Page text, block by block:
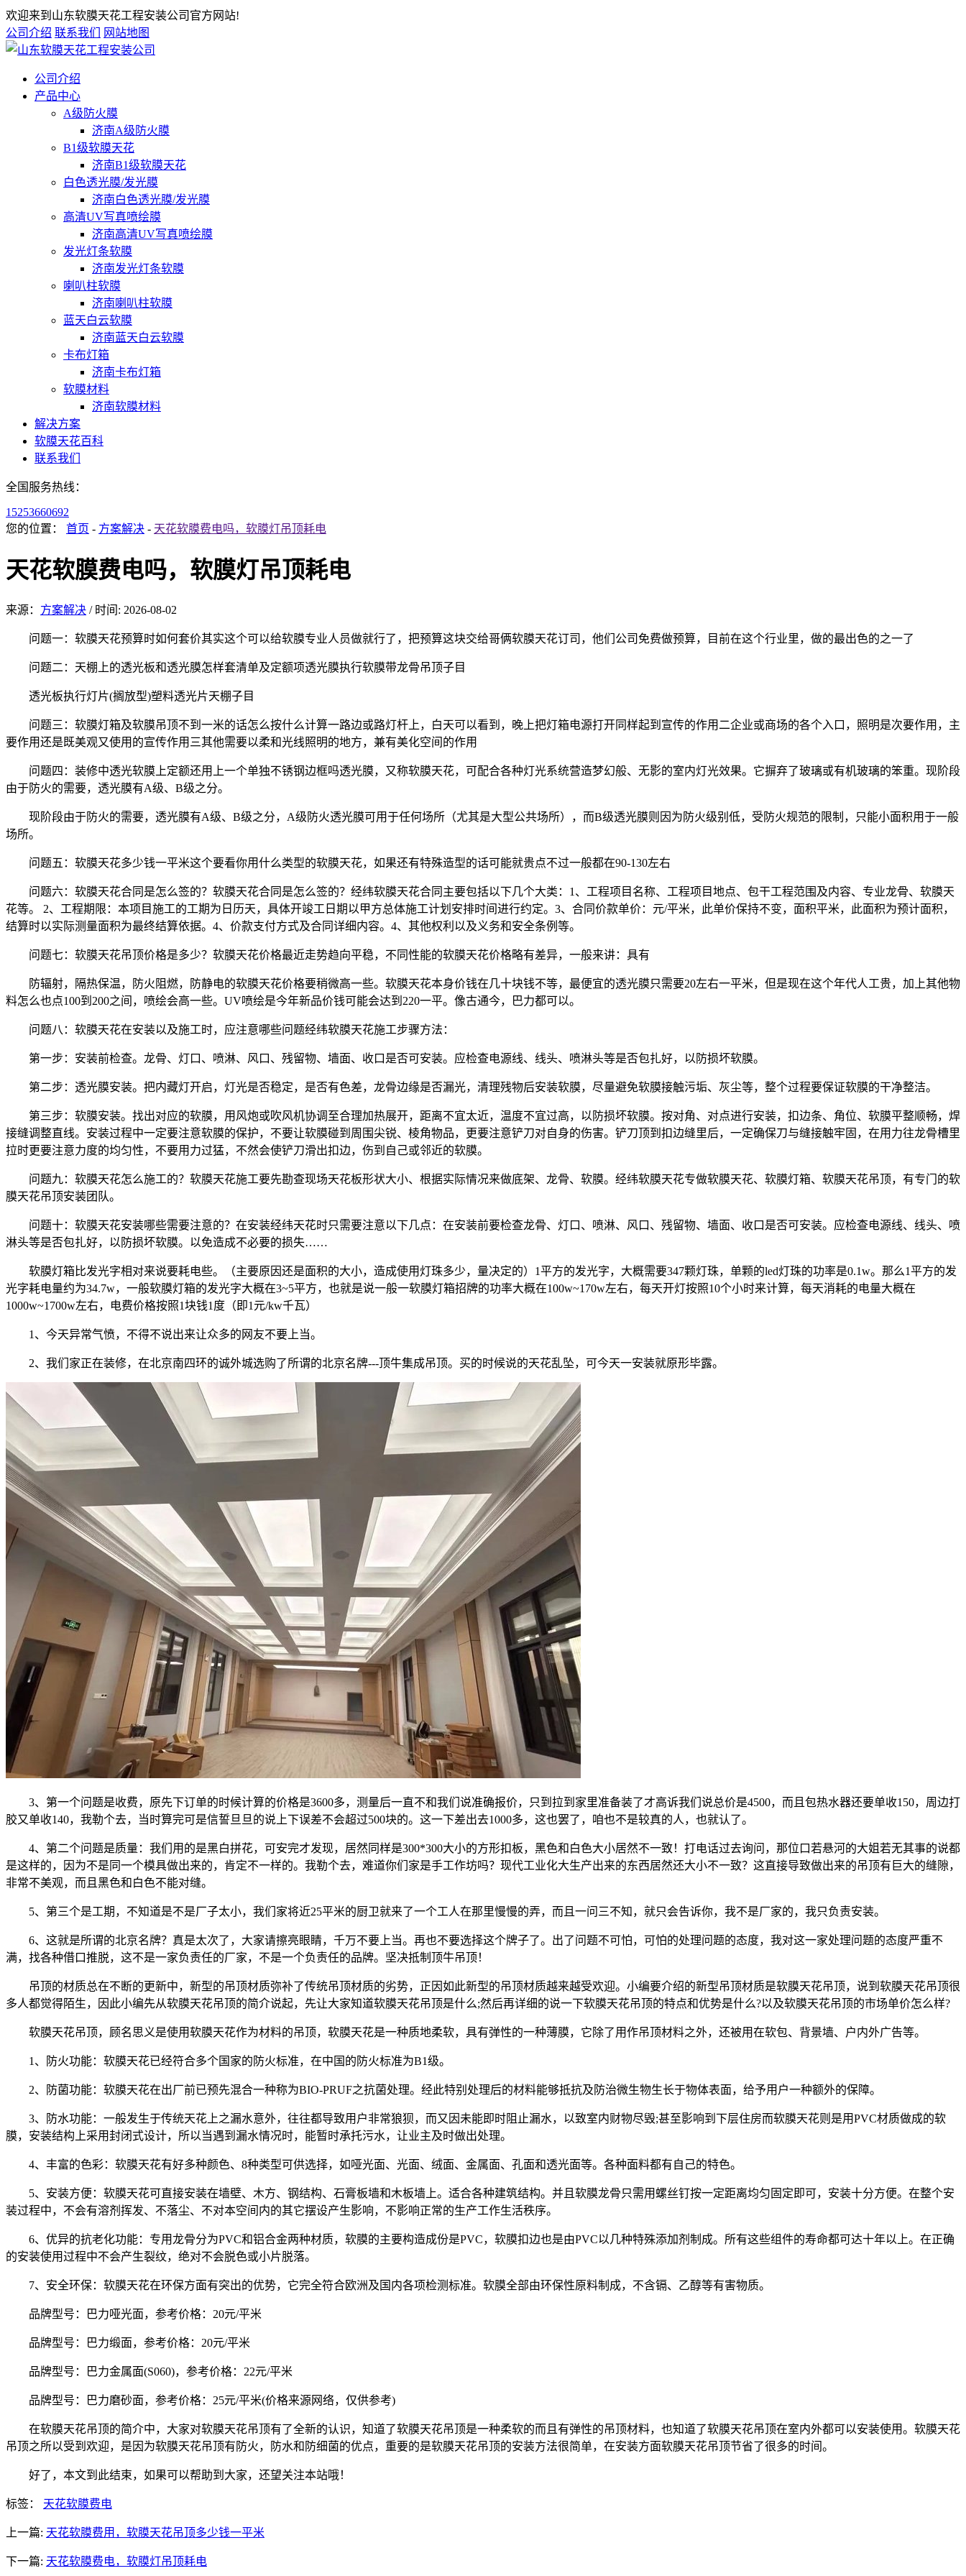
欢迎来到山东软膜天花工程安装公司官方网站!
公司介绍 联系我们 网站地图
公司介绍
产品中心
A级防火膜
济南A级防火膜
B1级软膜天花
济南B1级软膜天花
白色透光膜/发光膜
济南白色透光膜/发光膜
高清UV写真喷绘膜
济南高清UV写真喷绘膜
发光灯条软膜
济南发光灯条软膜
喇叭柱软膜
济南喇叭柱软膜
蓝天白云软膜
济南蓝天白云软膜
卡布灯箱
济南卡布灯箱
软膜材料
济南软膜材料
解决方案
软膜天花百科
联系我们
全国服务热线：
15253660692
您的位置： 首页 - 方案解决 - 天花软膜费电吗，软膜灯吊顶耗电
天花软膜费电吗，软膜灯吊顶耗电
来源： 方案解决 / 时间: 2026-08-02
问题一：软膜天花预算时如何套价其实这个可以给软膜专业人员做就行了，把预算这块交给哥俩软膜天花订司，他们公司免费做预算，目前在这个行业里，做的最出色的之一了
问题二：天棚上的透光板和透光膜怎样套清单及定额项透光膜执行软膜带龙骨吊顶子目
透光板执行灯片(搁放型)塑料透光片天棚子目
问题三：软膜灯箱及软膜吊顶不到一米的话怎么按什么计算一路边或路灯杆上，白天可以看到，晚上把灯箱电源打开同样起到宣传的作用二企业或商场的各个入口，照明是次要作用，主
要作用还是既美观又使用的宣传作用三其他需要以柔和光线照明的地方，兼有美化空间的作用
问题四：装修中透光软膜上定额还用上一个单独不锈钢边框吗透光膜，又称软膜天花，可配合各种灯光系统营造梦幻般、无影的室内灯光效果。它摒弃了玻璃或有机玻璃的笨重。现阶段
由于防火的需要，透光膜有A级、B级之分。
现阶段由于防火的需要，透光膜有A级、B级之分，A级防火透光膜可用于任何场所（尤其是大型公共场所），而B级透光膜则因为防火级别低，受防火规范的限制，只能小面积用于一般
场所。
问题五：软膜天花多少钱一平米这个要看你用什么类型的软膜天花，如果还有特殊造型的话可能就贵点不过一般都在90-130左右
问题六：软膜天花合同是怎么签的？软膜天花合同是怎么签的？经纬软膜天花合同主要包括以下几个大类：1、工程项目名称、工程项目地点、包干工程范围及内容、专业龙骨、软膜天
花等。 2、工程期限：本项目施工的工期为日历天，具体开竣工日期以甲方总体施工计划安排时间进行约定。3、合同价款单价：元/平米，此单价保持不变，面积平米，此面积为预计面积，
结算时以实际测量面积为最终结算依据。4、价款支付方式及合同详细内容。4、其他权利以及义务和安全条例等。
问题七：软膜天花吊顶价格是多少？软膜天花价格最近走势趋向平稳，不同性能的软膜天花价格略有差异，一般来讲：具有
防辐射，隔热保温，防火阻燃，防静电的软膜天花价格要稍微高一些。软膜天花本身价钱在几十块钱不等，最便宜的透光膜只需要20左右一平米，但是现在这个年代人工贵，加上其他物
料怎么也点100到200之间，喷绘会高一些。UV喷绘是今年新品价钱可能会达到220一平。像古通今，巴力都可以。
问题八：软膜天花在安装以及施工时，应注意哪些问题经纬软膜天花施工步骤方法：
第一步：安装前检查。龙骨、灯口、喷淋、风口、残留物、墙面、收口是否可安装。应检查电源线、线头、喷淋头等是否包扎好，以防损坏软膜。
第二步：透光膜安装。把内藏灯开启，灯光是否稳定，是否有色差，龙骨边缘是否漏光，清理残物后安装软膜，尽量避免软膜接触污垢、灰尘等，整个过程要保证软膜的干净整洁。
第三步：软膜安装。找出对应的软膜，用风炮或吹风机协调至合理加热展开，距离不宜太近，温度不宜过高，以防损坏软膜。按对角、对点进行安装，扣边条、角位、软膜平整顺畅，焊
接缝调整直线。安装过程中一定要注意软膜的保护，不要让软膜碰到周围尖锐、棱角物品，更要注意铲刀对自身的伤害。铲刀顶到扣边缝里后，一定确保刀与缝接触牢固，在用力往龙骨槽里
拉时更要注意力度的均匀性，不要用力过猛，不然会使铲刀滑出扣边，伤到自己或邻近的软膜。
问题九：软膜天花怎么施工的？软膜天花施工要先勘查现场天花板形状大小、根据实际情况来做底架、龙骨、软膜。经纬软膜天花专做软膜天花、软膜灯箱、软膜天花吊顶，有专门的软
膜天花吊顶安装团队。
问题十：软膜天花安装哪些需要注意的？在安装经纬天花时只需要注意以下几点：在安装前要检查龙骨、灯口、喷淋、风口、残留物、墙面、收口是否可安装。应检查电源线、线头、喷
淋头等是否包扎好，以防损坏软膜。以免造成不必要的损失……
软膜灯箱比发光字相对来说要耗电些。（主要原因还是面积的大小，造成使用灯珠多少，量决定的）1平方的发光字，大概需要347颗灯珠，单颗的led灯珠的功率是0.1w。那么1平方的发
光字耗电量约为34.7w，一般软膜灯箱的发光字大概在3~5平方，也就是说一般一软膜灯箱招牌的功率大概在100w~170w左右，每天开灯按照10个小时来计算，每天消耗的电量大概在
1000w~1700w左右，电费价格按照1块钱1度（即1元/kw千瓦）
1、今天异常气愤，不得不说出来让众多的网友不要上当。
2、我们家正在装修，在北京南四环的诚外城选购了所谓的北京名牌---顶牛集成吊顶。买的时候说的天花乱坠，可今天一安装就原形毕露。
3、第一个问题是收费，原先下订单的时候计算的价格是3600多，测量后一直不和我们说准确报价，只到拉到家里准备装了才高诉我们说总价是4500，而且包热水器还要单收150，周边打
胶又单收140，我勒个去，当时算完可是信誓旦旦的说上下误差不会超过500块的。这一下差出去1000多，这也罢了，咱也不是较真的人，也就认了。
4、第二个问题是质量：我们用的是黑白拼花，可安完才发现，居然同样是300*300大小的方形扣板，黑色和白色大小居然不一致！打电话过去询问，那位口若悬河的大姐若无其事的说都
是这样的，因为不是同一个模具做出来的，肯定不一样的。我勒个去，难道你们家是手工作坊吗？现代工业化大生产出来的东西居然还大小不一致？这直接导致做出来的吊顶有巨大的缝隙，
非常不美观，而且黑色和白色不能对缝。
5、第三个是工期，不知道是不是厂子太小，我们家将近25平米的厨卫就来了一个工人在那里慢慢的弄，而且一问三不知，就只会告诉你，我不是厂家的，我只负责安装。
6、这就是所谓的北京名牌？真是太次了，大家请擦亮眼睛，千万不要上当。再也不要选择这个牌子了。出了问题不可怕，可怕的处理问题的态度，我对这一家处理问题的态度严重不
满，找各种借口推脱，这不是一家负责任的厂家，不是一个负责任的品牌。坚决抵制顶牛吊顶！
吊顶的材质总在不断的更新中，新型的吊顶材质弥补了传统吊顶材质的劣势，正因如此新型的吊顶材质越来越受欢迎。小编要介绍的新型吊顶材质是软膜天花吊顶，说到软膜天花吊顶很
多人都觉得陌生，因此小编先从软膜天花吊顶的简介说起，先让大家知道软膜天花吊顶是什么;然后再详细的说一下软膜天花吊顶的特点和优势是什么?以及软膜天花吊顶的市场单价怎么样?
软膜天花吊顶，顾名思义是使用软膜天花作为材料的吊顶，软膜天花是一种质地柔软，具有弹性的一种薄膜，它除了用作吊顶材料之外，还被用在软包、背景墙、户内外广告等。
1、防火功能：软膜天花已经符合多个国家的防火标准，在中国的防火标准为B1级。
2、防菌功能：软膜天花在出厂前已预先混合一种称为BIO-PRUF之抗菌处理。经此特别处理后的材料能够抵抗及防治微生物生长于物体表面，给予用户一种额外的保障。
3、防水功能：一般发生于传统天花上之漏水意外，往往都导致用户非常狼狈，而又因未能即时阻止漏水，以致室内财物尽毁;甚至影响到下层住房而软膜天花则是用PVC材质做成的软
膜，安装结构上采用封闭式设计，所以当遇到漏水情况时，能暂时承托污水，让业主及时做出处理。
4、丰富的色彩：软膜天花有好多种颜色、8种类型可供选择，如哑光面、光面、绒面、金属面、孔面和透光面等。各种面料都有自己的特色。
5、安装方便：软膜天花可直接安装在墙壁、木方、钢结构、石膏板墙和木板墙上。适合各种建筑结构。并且软膜龙骨只需用螺丝钉按一定距离均匀固定即可，安装十分方便。在整个安
装过程中，不会有溶剂挥发、不落尘、不对本空间内的其它摆设产生影响，不影响正常的生产工作生活秩序。
6、优异的抗老化功能：专用龙骨分为PVC和铝合金两种材质，软膜的主要构造成份是PVC，软膜扣边也是由PVC以几种特殊添加剂制成。所有这些组件的寿命都可达十年以上。在正确
的安装使用过程中不会产生裂纹，绝对不会脱色或小片脱落。
7、安全环保：软膜天花在环保方面有突出的优势，它完全符合欧洲及国内各项检测标准。软膜全部由环保性原料制成，不含镉、乙醇等有害物质。
品牌型号：巴力哑光面，参考价格：20元/平米
品牌型号：巴力缎面，参考价格：20元/平米
品牌型号：巴力金属面(S060)，参考价格：22元/平米
品牌型号：巴力磨砂面，参考价格：25元/平米(价格来源网络，仅供参考)
在软膜天花吊顶的简介中，大家对软膜天花吊顶有了全新的认识，知道了软膜天花吊顶是一种柔软的而且有弹性的吊顶材料，也知道了软膜天花吊顶在室内外都可以安装使用。软膜天花
吊顶之所以受到欢迎，是因为软膜天花吊顶有防火，防水和防细菌的优点，重要的是软膜天花吊顶的安装方法很简单，在安装方面软膜天花吊顶节省了很多的时间。
好了，本文到此结束，如果可以帮助到大家，还望关注本站哦！
标签： 天花软膜费电
上一篇: 天花软膜费用，软膜天花吊顶多少钱一平米
下一篇: 天花软膜费电，软膜灯吊顶耗电